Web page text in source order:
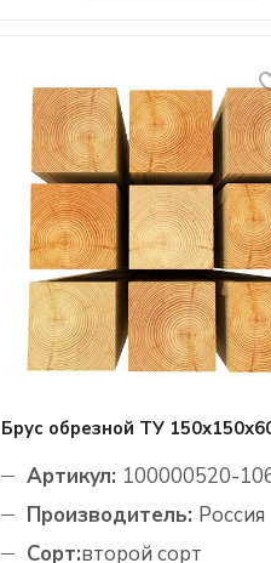
Брус обрезной ТУ
Артикул: 100000520-
Производитель: Россия
Сорт:второй сорт